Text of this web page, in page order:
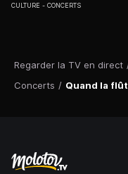
Regarder la TV en direct
Concerts / Quand la
CULTURE CONCERTS